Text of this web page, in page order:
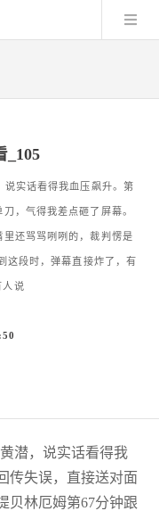
_105
实话看得我血压飙升。第
，气得我差点砸了屏幕。
还骂骂咧咧的，裁判愣是
这段时，弹幕直接炸了，有
人说
潜，说实话看得我
传失误，直接送对面
贝林厄姆第67分钟跟